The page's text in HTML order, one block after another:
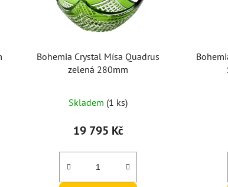
Bohemia Crystal Mísa Quadrus
zelená 280mm
Skladem (1 ks)
19 795 Kč